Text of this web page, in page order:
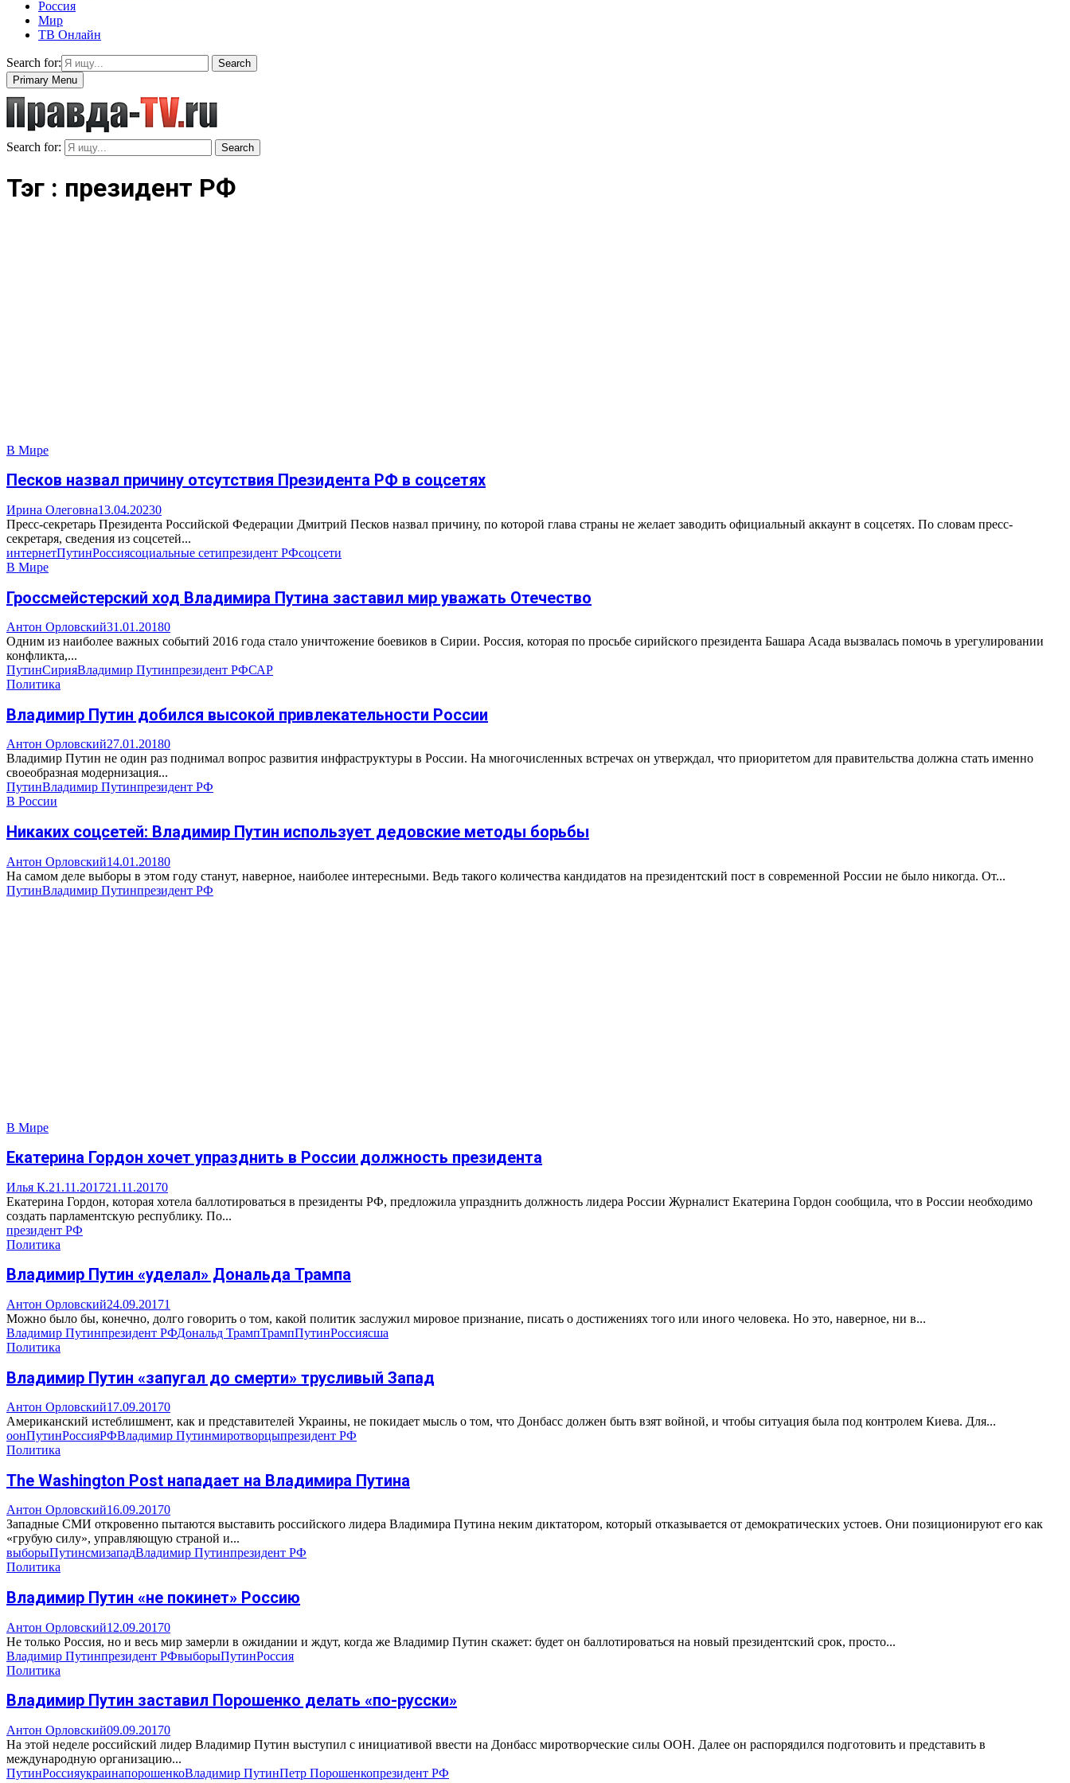
Россия
Мир
ТВ Онлайн
Search for:
Search
Primary Menu
Search for: Search
Тэг : президент РФ
В Мире
Песков назвал причину отсутствия Президента РФ в соцсетях
Ирина Олеговна13.04.20230
Пресс-секретарь Президента Российской Федерации Дмитрий Песков назвал причину, по которой глава страны не желает заводить официальный аккаунт в соцсетях. По словам пресс-
секретаря, сведения из соцсетей...
интернетПутинРоссиясоциальные сетипрезидент РФсоцсети
В Мире
Гроссмейстерский ход Владимира Путина заставил мир уважать Отечество
Антон Орловский31.01.20180
Одним из наиболее важных событий 2016 года стало уничтожение боевиков в Сирии. Россия, которая по просьбе сирийского президента Башара Асада вызвалась помочь в урегулировании
конфликта,...
ПутинСирияВладимир Путинпрезидент РФСАР
Политика
Владимир Путин добился высокой привлекательности России
Антон Орловский27.01.20180
Владимир Путин не один раз поднимал вопрос развития инфраструктуры в России. На многочисленных встречах он утверждал, что приоритетом для правительства должна стать именно
своеобразная модернизация...
ПутинВладимир Путинпрезидент РФ
В России
Никаких соцсетей: Владимир Путин использует дедовские методы борьбы
Антон Орловский14.01.20180
На самом деле выборы в этом году станут, наверное, наиболее интересными. Ведь такого количества кандидатов на президентский пост в современной России не было никогда. От...
ПутинВладимир Путинпрезидент РФ
В Мире
Екатерина Гордон хочет упразднить в России должность президента
Илья К.21.11.201721.11.20170
Екатерина Гордон, которая хотела баллотироваться в президенты РФ, предложила упразднить должность лидера России Журналист Екатерина Гордон сообщила, что в России необходимо
создать парламентскую республику. По...
президент РФ
Политика
Владимир Путин «уделал» Дональда Трампа
Антон Орловский24.09.20171
Можно было бы, конечно, долго говорить о том, какой политик заслужил мировое признание, писать о достижениях того или иного человека. Но это, наверное, ни в...
Владимир Путинпрезидент РФДональд ТрампТрампПутинРоссиясша
Политика
Владимир Путин «запугал до смерти» трусливый Запад
Антон Орловский17.09.20170
Американский истеблишмент, как и представителей Украины, не покидает мысль о том, что Донбасс должен быть взят войной, и чтобы ситуация была под контролем Киева. Для...
оонПутинРоссияРФВладимир Путинмиротворцыпрезидент РФ
Политика
The Washington Post нападает на Владимира Путина
Антон Орловский16.09.20170
Западные СМИ откровенно пытаются выставить российского лидера Владимира Путина неким диктатором, который отказывается от демократических устоев. Они позиционируют его как
«грубую силу», управляющую страной и...
выборыПутинсмизападВладимир Путинпрезидент РФ
Политика
Владимир Путин «не покинет» Россию
Антон Орловский12.09.20170
Не только Россия, но и весь мир замерли в ожидании и ждут, когда же Владимир Путин скажет: будет он баллотироваться на новый президентский срок, просто...
Владимир Путинпрезидент РФвыборыПутинРоссия
Политика
Владимир Путин заставил Порошенко делать «по-русски»
Антон Орловский09.09.20170
На этой неделе российский лидер Владимир Путин выступил с инициативой ввести на Донбасс миротворческие силы ООН. Далее он распорядился подготовить и представить в
международную организацию...
ПутинРоссияукраинапорошенкоВладимир ПутинПетр Порошенкопрезидент РФ